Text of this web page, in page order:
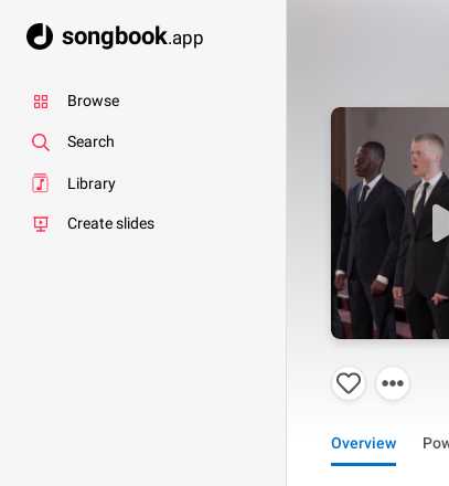
songbook.app
Browse
Search
Library
Create slides
Overview